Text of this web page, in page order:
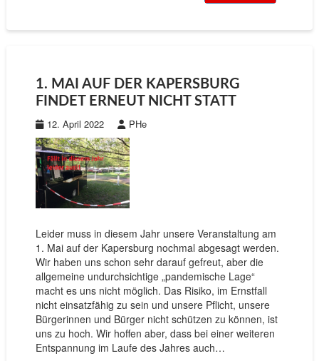
1. MAI AUF DER KAPERSBURG
FINDET ERNEUT NICHT STATT
12. April 2022 PHe
Leider muss in diesem Jahr unsere Veranstaltung am
1. Mai auf der Kapersburg nochmal abgesagt werden.
Wir haben uns schon sehr darauf gefreut, aber die
allgemeine undurchsichtige „pandemische Lage“
macht es uns nicht möglich. Das Risiko, im Ernstfall
nicht einsatzfähig zu sein und unsere Pflicht, unsere
Bürgerinnen und Bürger nicht schützen zu können, ist
uns zu hoch. Wir hoffen aber, dass bei einer weiteren
Entspannung im Laufe des Jahres auch…